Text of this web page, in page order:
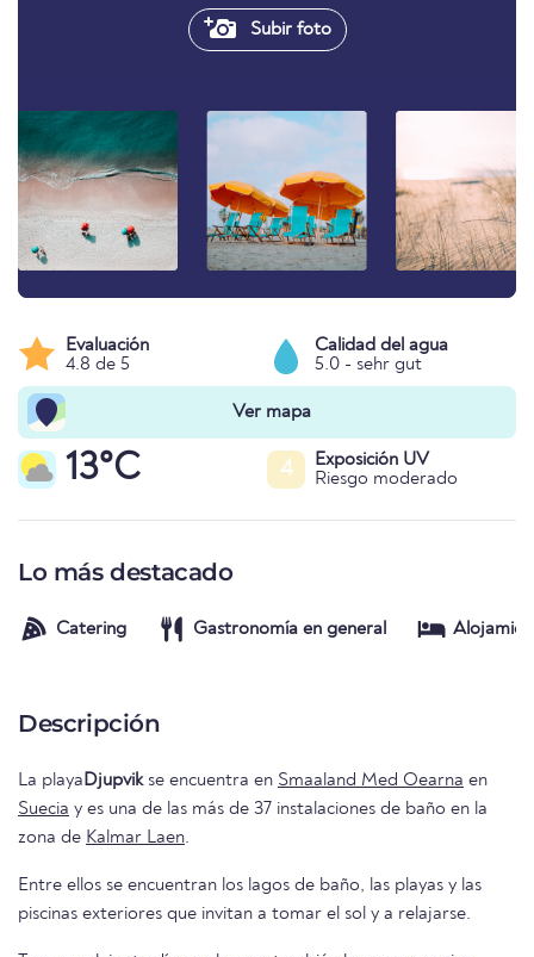
Subir foto
Evaluación
4.8 de 5
Calidad del agua
5.0 - sehr gut
Ver mapa
13°C 4
Exposición UV
Riesgo moderado
Lo más destacado
Catering Gastronomía en general
Descripción
La playaDjupvikse encuentra en Smaaland Med Oearna en
Suecia y es una de las más de 37 instalaciones de baño en la
zona de Kalmar Laen.
Entre ellos se encuentran los lagos de baño, las playas y las
piscinas exteriores que invitan a tomar el sol y a relajarse.